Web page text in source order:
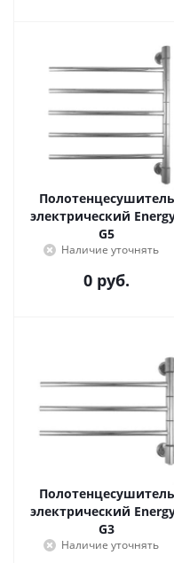
Полотенцесушитель
электрический
G5
Наличие уточнять
0 руб.
Полотенцесушитель
электрический
G3
Наличие уточнять